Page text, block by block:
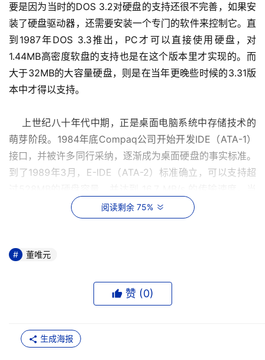
要是因为当时的DOS 3.2对硬盘的支持还很不完善，如果安
装了硬盘驱动器，还需要安装一个专门的软件来控制它。直
到1987年DOS 3.3推出，PC才可以直接使用硬盘，对
1.44MB高密度软盘的支持也是在这个版本里才实现的。而
大于32MB的大容量硬盘，则是在当年更晚些时候的3.31版
本中才得以支持。
上世纪八十年代中期，正是桌面电脑系统中存储技术的
萌芽阶段。1984年底Compaq公司开始开发IDE（ATA-1）
接口，并被许多同行采纳，逐渐成为桌面硬盘的事实标准。
到了1989年3月，E-IDE（ATA-2）标准确立，可以支持超
时刚刚出现的光盘驱动器，几乎都不约而同的采用了这一标
准。从而更进一步确立了IDE技术在桌面系统中的统治地
FastATA（ATA-3）标准的推出，但在用户最关心的问题?
D?D读写速度方面，并没有明显改进。直到1997年，才由
UltraDMA/33（ATA-4）标准。随后不久，这一技术又演
阅读剩余 75%
董唯元
赞 (0)
生成海报